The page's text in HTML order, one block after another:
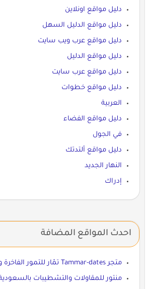
دليل مواقع اونلاين
دليل مواقع الدليل السهل
دليل مواقع عرب ويب سايت
دليل مواقع الدليل
دليل مواقع عرب سايت
دليل مواقع خطوات
العربية
دليل مواقع الفضاء
في الجول
دليل مواقع ألتدتك
النهار الجديد
إدراك
احدث المواقع المضافة
متجر Tammar-dates تمّار للتمور الفاخرة و الضيافة
منتور للمقاولات والتشطيبات بالسعودية